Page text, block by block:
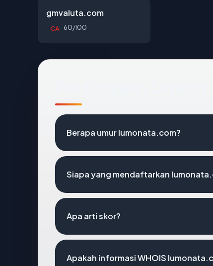
gmvaluta.com
CA 60/100
Berapa umur lumonata.com?
Siapa yang mendaftarkan
Apa arti skor?
Apakah informasi WHOIS